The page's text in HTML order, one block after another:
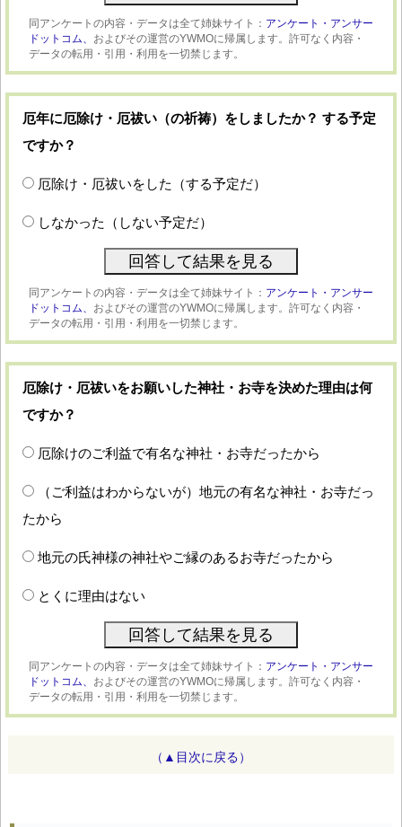
同アンケートの内容・データは全て姉妹サイト： アンケート・アンサー
ドットコム、 およびその運営のYWMOに帰属します。許可なく内容・
データの転用・引用・利用を一切禁じます。
厄年に厄除け・厄祓い（の祈祷）をしましたか？ する予定
ですか？
厄除け・厄祓いをした（する予定だ）
しなかった（しない予定だ）
同アンケートの内容・データは全て姉妹サイト： アンケート・アンサー
ドットコム、 およびその運営のYWMOに帰属します。許可なく内容・
データの転用・引用・利用を一切禁じます。
厄除け・厄祓いをお願いした神社・お寺を決めた理由は何
ですか？
厄除けのご利益で有名な神社・お寺だったから
（ご利益はわからないが）地元の有名な神社・お寺だっ
たから
地元の氏神様の神社やご縁のあるお寺だったから
とくに理由はない
同アンケートの内容・データは全て姉妹サイト： アンケート・アンサー
ドットコム、 およびその運営のYWMOに帰属します。許可なく内容・
データの転用・引用・利用を一切禁じます。
（▲目次に戻る）